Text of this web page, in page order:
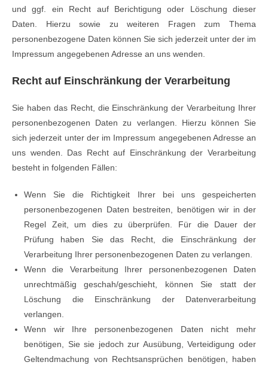
und ggf. ein Recht auf Berichtigung oder Löschung dieser
Daten. Hierzu sowie zu weiteren Fragen zum Thema
personenbezogene Daten können Sie sich jederzeit unter der im
Impressum angegebenen Adresse an uns wenden.
Recht auf Einschränkung der Verarbeitung
Sie haben das Recht, die Einschränkung der Verarbeitung Ihrer
personenbezogenen Daten zu verlangen. Hierzu können Sie
sich jederzeit unter der im Impressum angegebenen Adresse an
uns wenden. Das Recht auf Einschränkung der Verarbeitung
besteht in folgenden Fällen:
Wenn Sie die Richtigkeit Ihrer bei uns gespeicherten
personenbezogenen Daten bestreiten, benötigen wir in der
Regel Zeit, um dies zu überprüfen. Für die Dauer der
Prüfung haben Sie das Recht, die Einschränkung der
Verarbeitung Ihrer personenbezogenen Daten zu verlangen.
Wenn die Verarbeitung Ihrer personenbezogenen Daten
unrechtmäßig geschah/geschieht, können Sie statt der
Löschung die Einschränkung der Datenverarbeitung
verlangen.
Wenn wir Ihre personenbezogenen Daten nicht mehr
benötigen, Sie sie jedoch zur Ausübung, Verteidigung oder
Geltendmachung von Rechtsansprüchen benötigen, haben